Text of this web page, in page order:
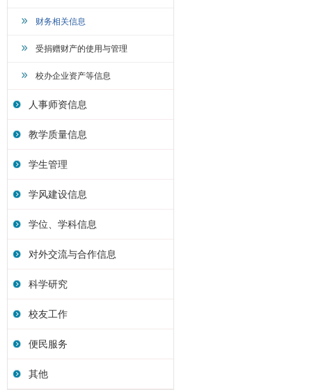
财务相关信息
受捐赠财产的使用与管理
校办企业资产等信息
人事师资信息
教学质量信息
学生管理
学风建设信息
学位、学科信息
对外交流与合作信息
科学研究
校友工作
便民服务
其他